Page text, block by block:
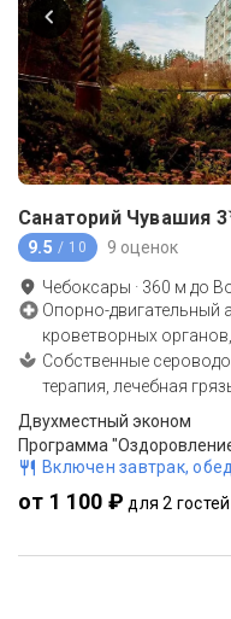
Санаторий Чувашия 3
9.5 / 10 9 оценок
Чебоксары · 360 м до
Опорно-двигательный
кроветворных
Собственные
терапия, лечебная
Двухместный эконом
Программа
Включен завтрак,
от 1 100 ₽ для 2 гостей